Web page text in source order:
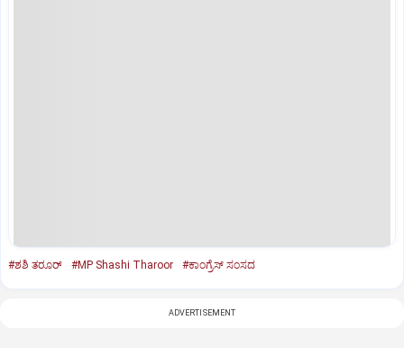
#ಶಶಿ ತರೂರ್‌ #MP Shashi Tharoor #ಕಾಂಗ್ರೆಸ್ ಸಂಸದ
ADVERTISEMENT